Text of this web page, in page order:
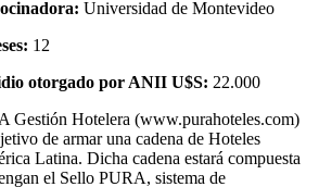
Universidad de Montevideo
12
otorgado por ANII U$S: 22.000
Gestión Hotelera (www.purahoteles.com)
de armar una cadena de Hoteles
Latina. Dicha cadena estará compuesta
el Sello PURA, sistema de